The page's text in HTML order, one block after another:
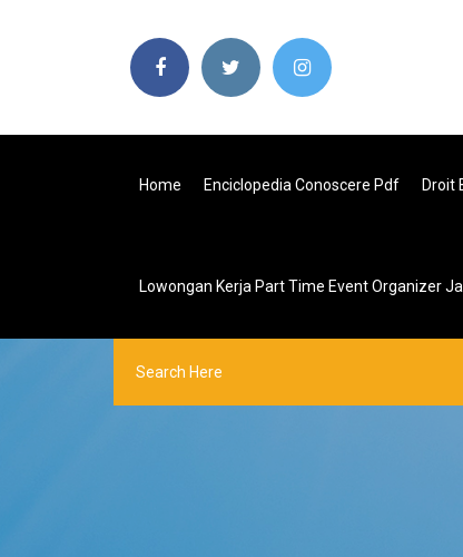
Home Enciclopedia Conoscere Pdf Droit
Lowongan Kerja Part Time Event Organizer